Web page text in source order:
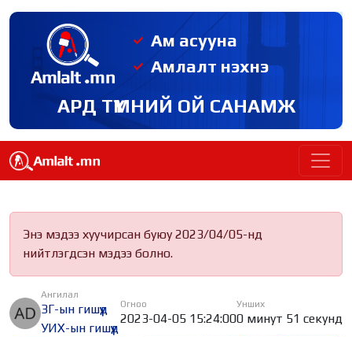
Ам асууна
Амлалт нэхнэ
АРД ТҮМНИЙ ОЙ САНАМЖ
Энэ мэдээ хуучирсан буюу 2023/04/05-нд
нийтлэгдсэн мэдээ болно.
Ангилал
ЗГ-ын гишүүд
УИХ-ын гишүүд
Огноо
2023-04-05 15:24:00
Унших
0 минут 51 секунд